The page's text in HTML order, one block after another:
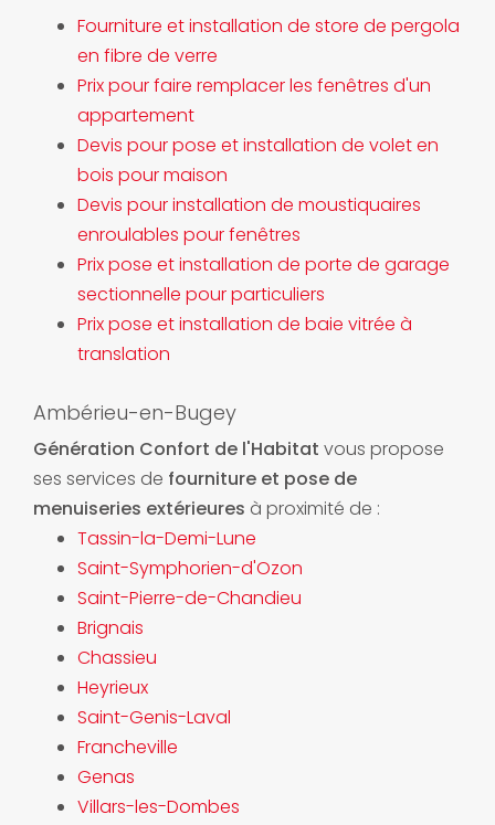
Fourniture et installation de store de pergola
en fibre de verre
Prix pour faire remplacer les fenêtres d'un
appartement
Devis pour pose et installation de volet en
bois pour maison
Devis pour installation de moustiquaires
enroulables pour fenêtres
Prix pose et installation de porte de garage
sectionnelle pour particuliers
Prix pose et installation de baie vitrée à
translation
Ambérieu-en-Bugey
Génération Confort de l'Habitat vous propose
ses services de fourniture et pose de
menuiseries extérieures à proximité de :
Tassin-la-Demi-Lune
Saint-Symphorien-d'Ozon
Saint-Pierre-de-Chandieu
Brignais
Chassieu
Heyrieux
Saint-Genis-Laval
Francheville
Genas
Villars-les-Dombes